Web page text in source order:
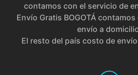
contamos con el servicio de
Envío Gratis BOGOTÁ
envío a
El resto del país costo de